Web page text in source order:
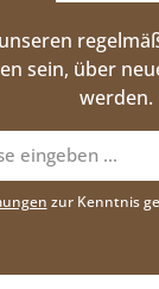
sein, über
werden.
Mail-
Adresse*
zur Kenntnis